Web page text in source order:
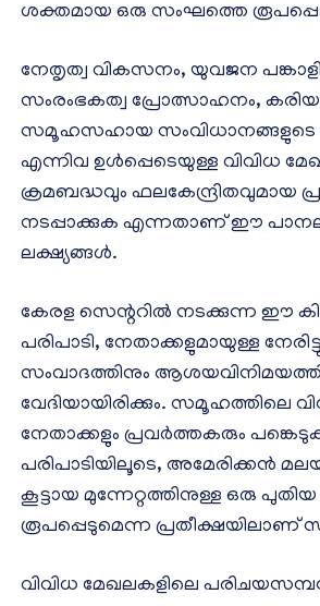
ശക്തമായ ഒരു സംഘത്തെ
നേതൃത്വ വികസനം, യുവജന
സംരംഭകത്വ പ്രോത്സാഹനം,
സമൂഹസഹായ സംവിധാനങ്ങളുടെ
എന്നിവ ഉൾപ്പെടെയുള്ള വിവിധ
ക്രമബദ്ധവും ഫലകേന്ദ്രിതവുമായ
നടപ്പാക്കുക എന്നതാണ് ഈ
ലക്ഷ്യങ്ങൾ.
കേരള സെന്ററിൽ നടക്കുന്ന ഈ
പരിപാടി, നേതാക്കളുമായുള്ള
സംവാദത്തിനും
വേദിയായിരിക്കും. സമൂഹത്തിലെ
നേതാക്കളും പ്രവർത്തകരും
പരിപാടിയിലൂടെ, അമേരിക്കൻ
കൂട്ടായ മുന്നേറ്റത്തിനുള്ള ഒരു
രൂപപ്പെടുമെന്ന പ്രതീക്ഷയിലാണ്
വിവിധ മേഖലകളിലെ